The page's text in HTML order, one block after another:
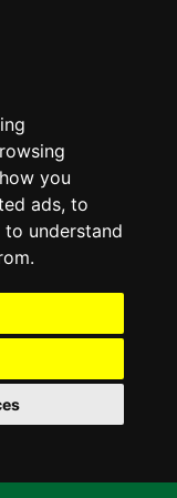
you
ads, to
understand